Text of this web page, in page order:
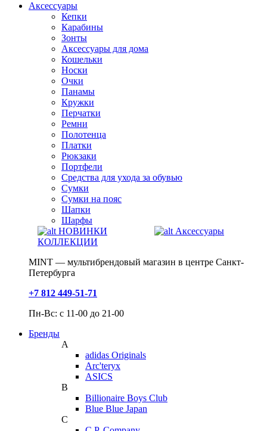
Аксессуары
Кепки
Карабины
Зонты
Аксессуары для дома
Кошельки
Носки
Очки
Панамы
Кружки
Перчатки
Ремни
Полотенца
Платки
Рюкзаки
Портфели
Средства для ухода за обувью
Сумки
Сумки на пояс
Шапки
Шарфы
НОВИНКИ
КОЛЛЕКЦИИ
Аксессуары
MINT — мультибрендовый магазин в центре Санкт-
Петербурга
+7 812 449-51-71
Пн-Вс: с 11-00 до 21-00
Бренды
A
adidas Originals
Arc'teryx
ASICS
B
Billionaire Boys Club
Blue Blue Japan
C